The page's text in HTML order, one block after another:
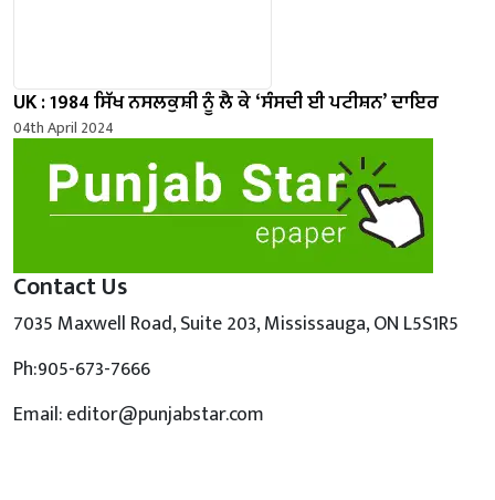
UK : 1984 ਸਿੱਖ ਨਸਲਕੁਸ਼ੀ ਨੂੰ ਲੈ ਕੇ ‘ਸੰਸਦੀ ਈ ਪਟੀਸ਼ਨ’ ਦਾਇਰ
04th April 2024
Contact Us
7035 Maxwell Road, Suite 203, Mississauga, ON L5S1R5
Ph:905-673-7666
Email: editor@punjabstar.com